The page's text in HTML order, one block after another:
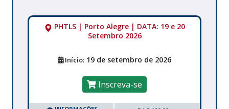
PHTLS | Porto Alegre | DATA: 19 e 20
Setembro 2026
Início: 19 de setembro de 2026
Inscreva-se